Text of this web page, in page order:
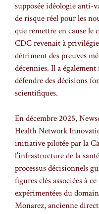
supposée idéologie anti-
de risque réel pour les
que remettre en cause le
CDC revenait à
détriment des preuves
décennies. Il a
défendre des décisions
scientifiques.
En décembre 2025,
Health Network
initiative pilotée par la
l’infrastructure de la
processus décisionnels
figures clés associées à
expérimentées du
Monarez, ancienne